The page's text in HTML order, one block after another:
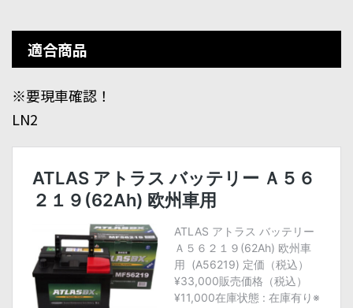
適合商品
※要現車確認！
LN2